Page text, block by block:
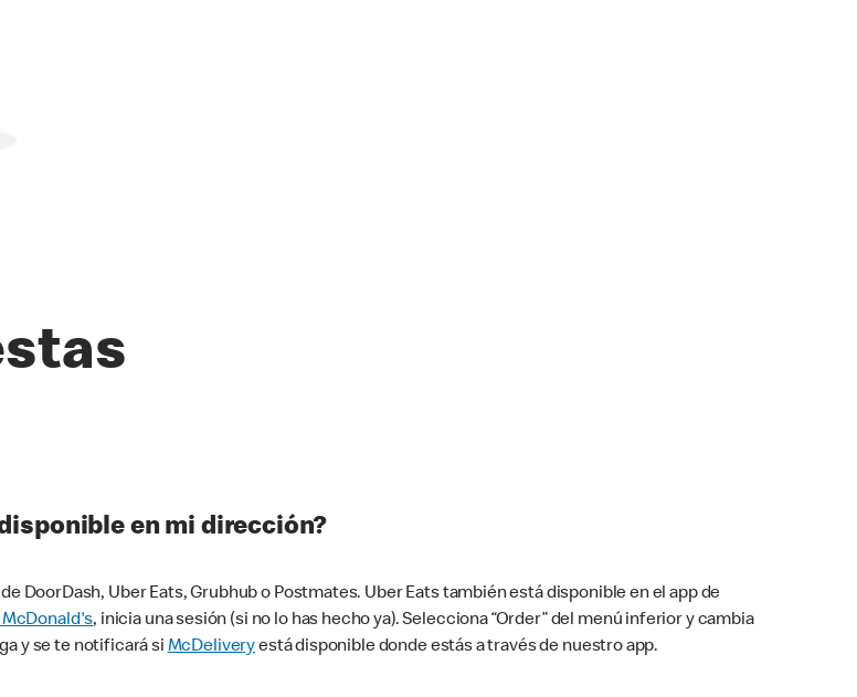
en mi dirección?
DoorDash, Uber Eats, Grubhub o Postmates. Uber Eats también está disponible en el app de
McDonald's, inicia una sesión (si no lo has hecho ya). Selecciona “Order” del menú inferior y cambia
y se te notificará si McDeliveryestá disponible donde estás a través de nuestro app.